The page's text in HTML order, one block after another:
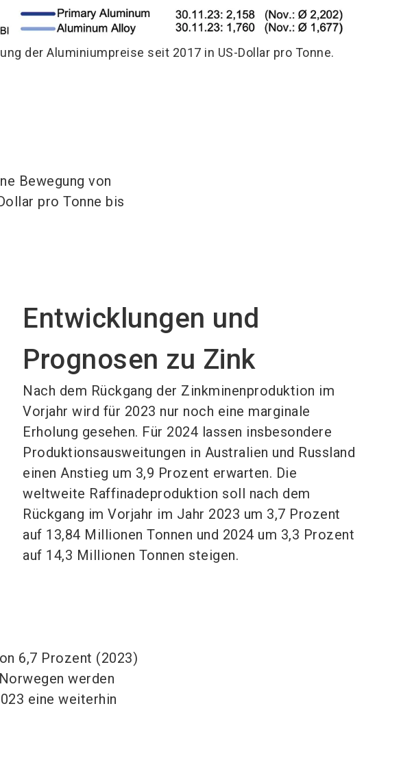
der Aluminiumpreise seit 2017 in US-Dollar pro Tonne.
Bewegung von
pro Tonne bis
Entwicklungen und
Prognosen zu Zink
Nach dem Rückgang der Zinkminenproduktion im
Vorjahr wird für 2023 nur noch eine marginale
Erholung gesehen. Für 2024 lassen insbesondere
Produktionsausweitungen in Australien und Russland
einen Anstieg um 3,9 Prozent erwarten. Die
weltweite Raffinadeproduktion soll nach dem
Rückgang im Vorjahr im Jahr 2023 um 3,7 Prozent
auf 13,84 Millionen Tonnen und 2024 um 3,3 Prozent
auf 14,3 Millionen Tonnen steigen.
6,7 Prozent (2023)
werden
eine weiterhin